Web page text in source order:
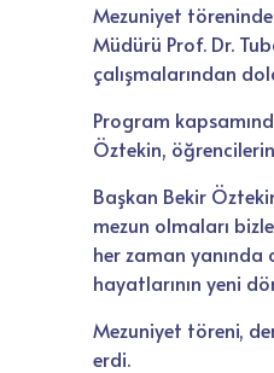
Mezuniyet
Müdürü Prof. Dr.
çalışmalarından
Program
Öztekin,
Başkan Bekir
mezun olmaları
her zaman
hayatlarının yeni
Mezuniyet töreni,
erdi.